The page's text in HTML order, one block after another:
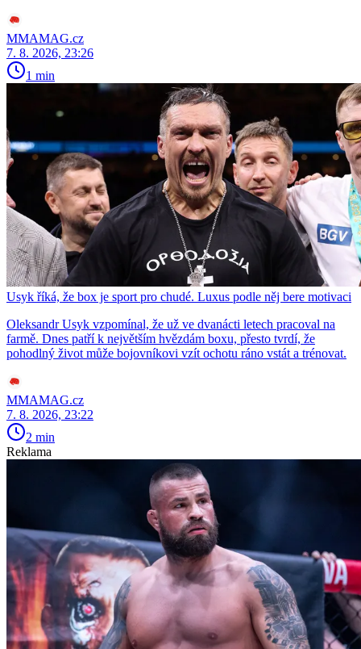
MMAMAG.cz
7. 8. 2026, 23:26
1 min
Usyk říká, že box je sport pro chudé. Luxus podle něj bere motivaci
Oleksandr Usyk vzpomínal, že už ve dvanácti letech pracoval na
farmě. Dnes patří k největším hvězdám boxu, přesto tvrdí, že
pohodlný život může bojovníkovi vzít ochotu ráno vstát a trénovat.
MMAMAG.cz
7. 8. 2026, 23:22
2 min
Reklama